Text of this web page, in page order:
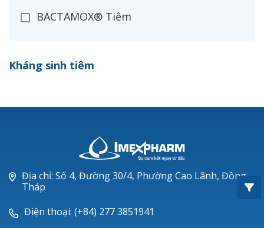
BACTAMOX® Tiêm
Ceftizoxim®
Piperacillin
Ticarlinat®
Zobacta®
Kháng sinh tiêm
Địa chỉ: Số 4, Đường 30/4, Phường Cao Lãnh, Đồng
Tháp
Điện thoại: (+84) 277 3851941